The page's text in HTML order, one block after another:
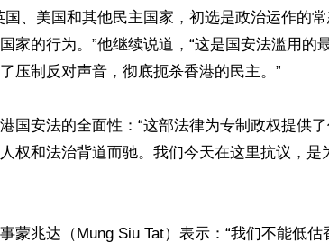
国、美国和其他民主国家，初选是政治运作的
家的行为。”他继续说道，“这是国安法滥用的
压制反对声音，彻底扼杀香港的民主。”
国安法的全面性：“这部法律为专制政权提供
权和法治背道而驰。我们今天在这里抗议，是
蒙兆达（Mung Siu Tat）表示：“我们不能低